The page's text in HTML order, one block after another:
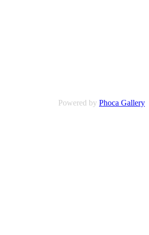
Powered by Phoca Gallery